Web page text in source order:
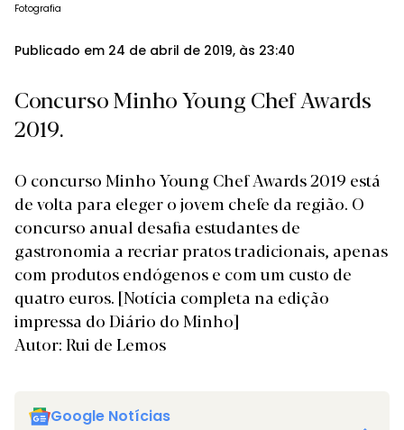
Fotografia
Publicado em 24 de abril de 2019, às 23:40
Concurso Minho Young Chef Awards
2019.
O concurso Minho Young Chef Awards 2019 está
de volta para eleger o jovem chefe da região. O
concurso anual desafia estudantes de
gastronomia a recriar pratos tradicionais, apenas
com produtos endógenos e com um custo de
quatro euros. [Notícia completa na edição
impressa do Diário do Minho]
Autor: Rui de Lemos
Google Notícias